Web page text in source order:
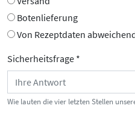
Botenlieferung
Von Rezeptdaten
Sicherheitsfrage *
Wie lauten die vier letzten Stellen